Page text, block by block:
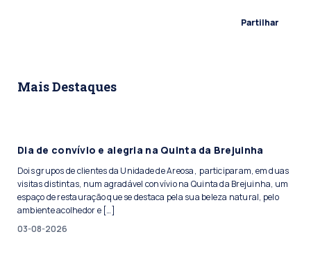
Partilhar
Mais Destaques
Dia de convívio e alegria na Quinta da Brejuinha
Dois grupos de clientes da Unidade de Areosa, participaram, em duas
visitas distintas, num agradável convívio na Quinta da Brejuinha, um
espaço de restauração que se destaca pela sua beleza natural, pelo
ambiente acolhedor e […]
03-08-2026